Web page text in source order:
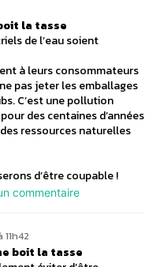
la tasse
de l’eau soient
à leurs consommateurs
pas jeter les emballages
C’est une pollution
des centaines d’années
ressources naturelles
d’être coupable !
commentaire
boit la tasse